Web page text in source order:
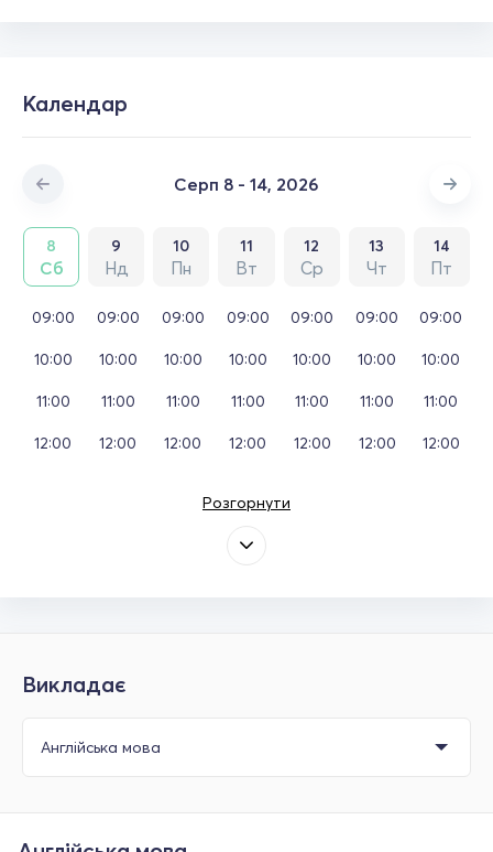
Календар
Серп 8 - 14, 2026
8
Сб
9
Нд
10
Пн
11
Вт
12
Ср
13
Чт
14
Пт
09:00
10:00
11:00
12:00
09:00
10:00
11:00
12:00
09:00
10:00
11:00
12:00
09:00
10:00
11:00
12:00
09:00
10:00
11:00
12:00
09:00
10:00
11:00
12:00
09:00
10:00
11:00
12:00
Розгорнути
Викладає